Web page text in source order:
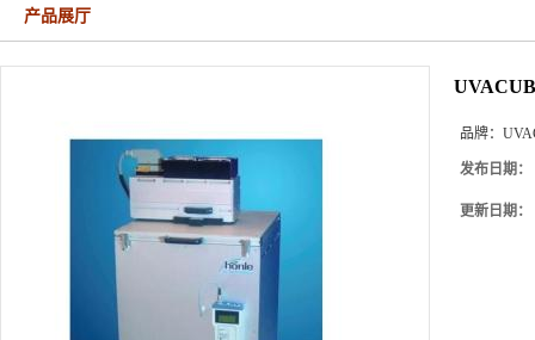
产品展厅
品牌：
发布日期：
更新日期：